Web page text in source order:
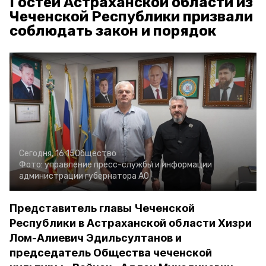
Чеченской Республики призвали
соблюдать закон и порядок
Сегодня, 16:15Общество
Фото: управление пресс-службы и информации
администрации губернатора АО
Представитель главы Чеченской
Республики в Астраханской области Хизри
Лом-Алиевич Эдильсултанов и
председатель Общества чеченской